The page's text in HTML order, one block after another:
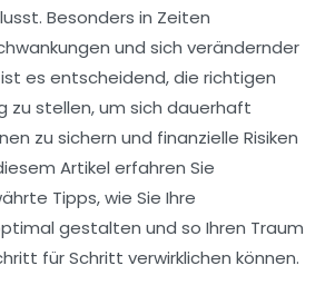
Besonders in Zeiten
und sich verändernder
es entscheidend, die richtigen
zu stellen, um sich dauerhaft
zu sichern und finanzielle Risiken
Artikel erfahren Sie
Tipps, wie Sie Ihre
gestalten und so Ihren Traum
für Schritt verwirklichen können.